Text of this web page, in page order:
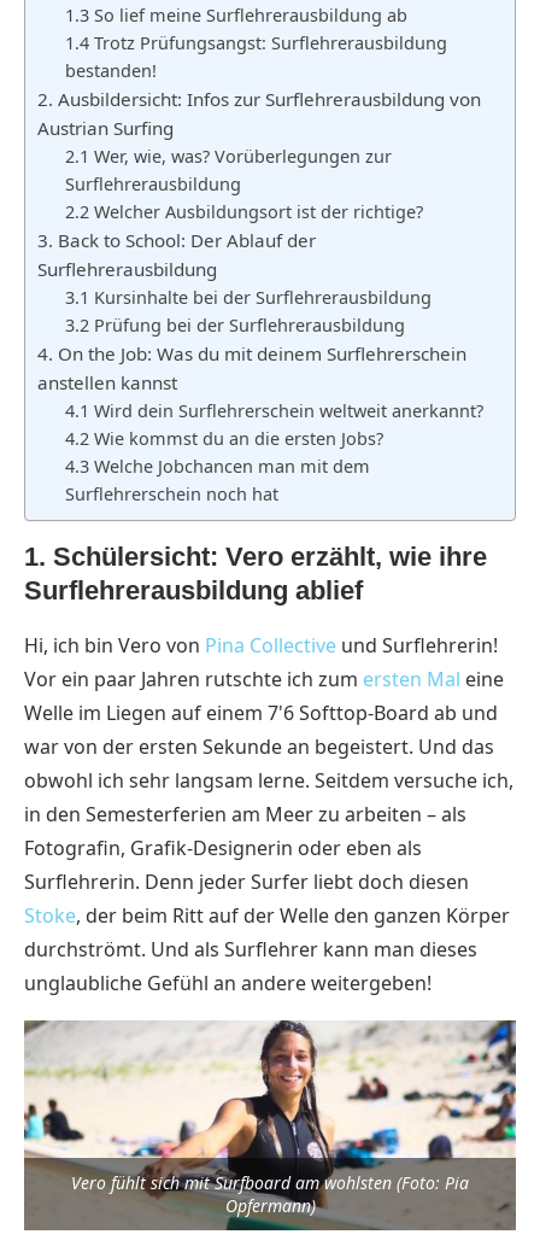
1.3 So lief meine Surflehrerausbildung ab
1.4 Trotz Prüfungsangst: Surflehrerausbildung
bestanden!
2. Ausbildersicht: Infos zur Surflehrerausbildung von
Austrian Surfing
2.1 Wer, wie, was? Vorüberlegungen zur
Surflehrerausbildung
2.2 Welcher Ausbildungsort ist der richtige?
3. Back to School: Der Ablauf der
Surflehrerausbildung
3.1 Kursinhalte bei der Surflehrerausbildung
3.2 Prüfung bei der Surflehrerausbildung
4. On the Job: Was du mit deinem Surflehrerschein
anstellen kannst
4.1 Wird dein Surflehrerschein weltweit anerkannt?
4.2 Wie kommst du an die ersten Jobs?
4.3 Welche Jobchancen man mit dem
Surflehrerschein noch hat
1. Schülersicht: Vero erzählt, wie ihre
Surflehrerausbildung ablief
Hi, ich bin Vero von Pina Collective und Surflehrerin!
Vor ein paar Jahren rutschte ich zum ersten Mal eine
Welle im Liegen auf einem 7'6 Softtop-Board ab und
war von der ersten Sekunde an begeistert. Und das
obwohl ich sehr langsam lerne. Seitdem versuche ich,
in den Semesterferien am Meer zu arbeiten – als
Fotografin, Grafik-Designerin oder eben als
Surflehrerin. Denn jeder Surfer liebt doch diesen
Stoke, der beim Ritt auf der Welle den ganzen Körper
durchströmt. Und als Surflehrer kann man dieses
unglaubliche Gefühl an andere weitergeben!
Vero fühlt sich mit Surfboard am wohlsten (Foto: Pia
Opfermann)